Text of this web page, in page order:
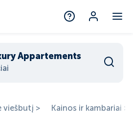
Appartements
viešbutį > Kainos ir kambariai >